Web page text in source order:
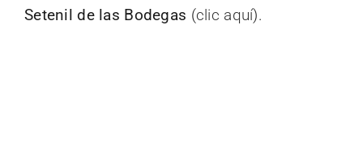
Setenil de las Bodegas (clic aquí).